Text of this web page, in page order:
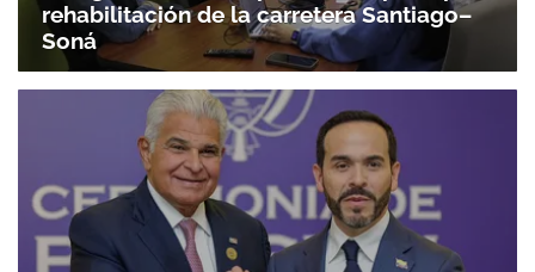
ACEPTAR
rehabilitación de la carretera Santiago–
Soná